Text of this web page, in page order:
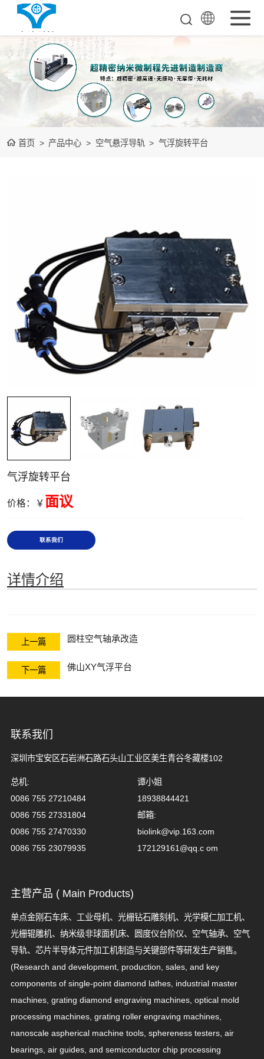
首页 > 产品中心 > 空气悬浮导轨 > 气浮旋转平台
气浮旋转平台
价格：￥ 面议
联系我们
详情介绍
上一篇 圆柱空气轴承改造
下一篇 佛山XY气浮平台
联系我们
深圳市宝安区石岩洲石路石头山工业区美生青谷冬藏楼102
总机:
谭小姐
0086 755 27210484
18938844421
0086 755 27331804
邮箱:
0086 755 27470330
biolink@vip.163.com
0086 755 23079935
172129161@qq.c om
主营产品 ( Main Products)
单点金刚石车床、工业母机、光栅钻石雕刻机、光学模仁加工机、
光栅辊雕机、纳米级非球面机床、圆度仪台阶仪、空气轴承、空气
导轨、芯片半导体元件加工机制造与关键部件等研发生产销售。
(Research and development, production, sales, and key
components of single-point diamond lathes, industrial master
machines, grating diamond engraving machines, optical mold
processing machines, grating roller engraving machines,
nanoscale aspherical machine tools, sphereness testers, air
bearings, air guides, and semiconductor chip processing
超超精密工业母
单点金钢石车床
空气悬浮导轨
测量检测整机
空气电主轴与转